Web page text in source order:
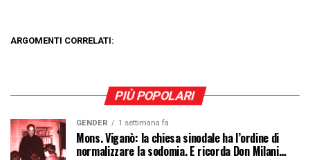
ARGOMENTI CORRELATI:
PIÙ POPOLARI
GENDER 1 settimana fa
Mons. Viganò: la chiesa sinodale ha l’ordine di
normalizzare la sodomia. E ricorda Don Milani…